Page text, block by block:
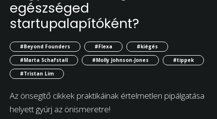
egészséged
startupalapítóként?
#Beyond Founders #Flexa
#kiégés
#Marta Schafstall
#Molly Johnson-Jones
#tippek
#Tristan Lim
Az önsegítő cikkek praktikáinak értelmetlen pipálgatása
helyett gyúrj az önismeretre!